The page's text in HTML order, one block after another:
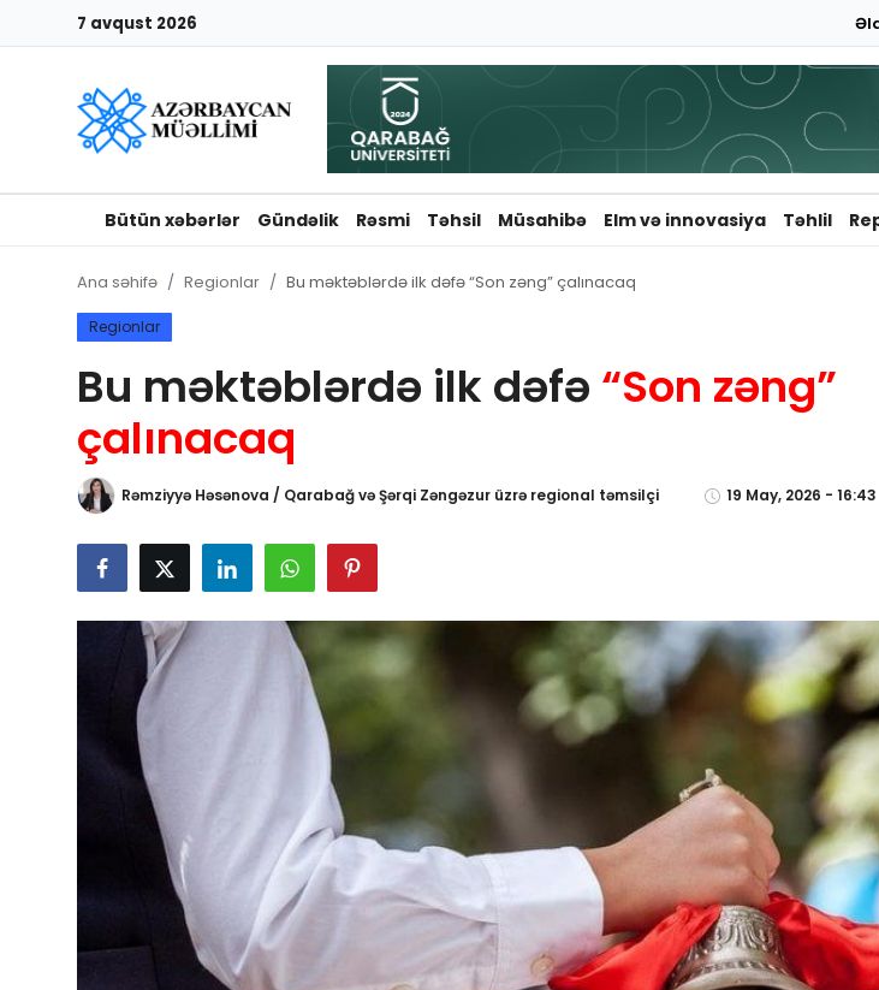
7 avqust 2026
Bütün xəbərlər Gündəlik Rəsmi Təhsil Müsahibə Elm və innovasiya Təhlil
Giriş
Qeydiyyat
Qəzetə elan ver
Haqqımızda
Reklam və elan
Biz kimik?
Bütün xəbərlər
Gündəlik
Elm və innovasiya
Ana səhifə Regionlar Bu məktəblərdə ilk dəfə “Son zəng” çalınacaq
Regionlar
Bu məktəblərdə ilk dəfə “Son zəng”
çalınacaq
Rəmziyyə Həsənova / Qarabağ və Şərqi Zəngəzur üzrə regional təmsilçi 19 May, 2026 - 16:43